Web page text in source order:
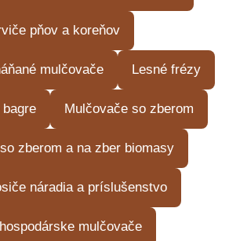
pňov a koreňov
mulčovače Lesné frézy
Mulčovače so zberom
zberom a na zber biomasy
náradia a príslušenstvo
mulčovače